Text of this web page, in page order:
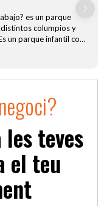
es un parque
columpios y
un parque infantil con
de pícnic: No
Next
les teves
el teu